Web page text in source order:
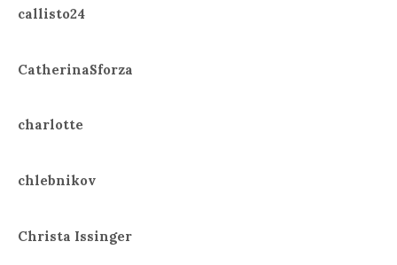
callisto24
CatherinaSforza
charlotte
chlebnikov
Christa Issinger